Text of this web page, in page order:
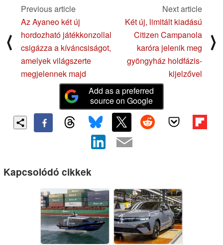
⟨
Previous article
Az Ayaneo két új
hordozható játékkonzollal
csigázza a kíváncsiságot,
amelyek világszerte
megjelennek majd
Next article
Két új, limitált kiadású
Citizen Campanola
karóra jelenik meg
gyöngyház holdfázis-
kijelzővel
⟩
Add as a preferred
source on Google
Kapcsolódó cikkek